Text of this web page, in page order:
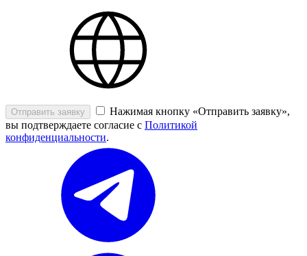
Отправить заявку
Нажимая кнопку «Отправить заявку»,
вы подтверждаете согласие с Политикой
конфиденциальности.